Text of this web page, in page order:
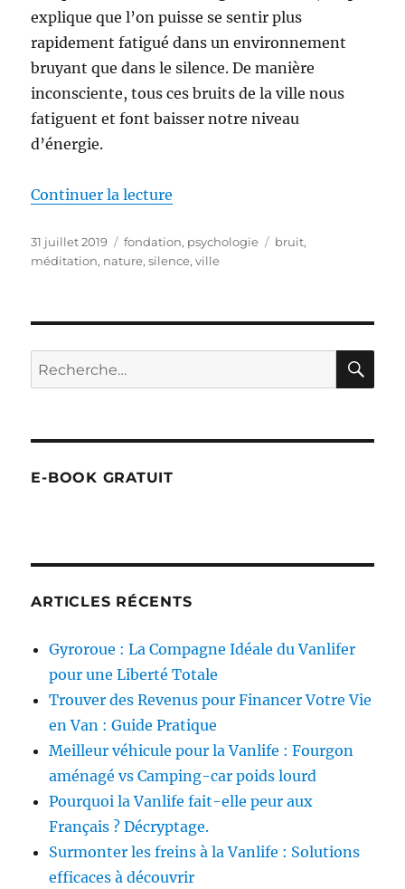
explique que l’on puisse se sentir plus
rapidement fatigué dans un environnement
bruyant que dans le silence. De manière
inconsciente, tous ces bruits de la ville nous
fatiguent et font baisser notre niveau
d’énergie.
Continuer la lecture
Publié
le
31 juillet 2019 Catégories
fondation, psychologie Étiquettes
bruit,
méditation, nature,silence,ville
Recherche
pour :
E-BOOK GRATUIT
ARTICLES RÉCENTS
Gyroroue : La Compagne Idéale du Vanlifer
pour une Liberté Totale
Trouver des Revenus pour Financer Votre Vie
en Van : Guide Pratique
Meilleur véhicule pour la Vanlife : Fourgon
aménagé vs Camping-car poids lourd
Pourquoi la Vanlife fait-elle peur aux
Français ? Décryptage.
Surmonter les freins à la Vanlife : Solutions
efficaces à découvrir